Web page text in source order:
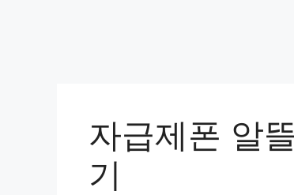
자급제폰 알
기